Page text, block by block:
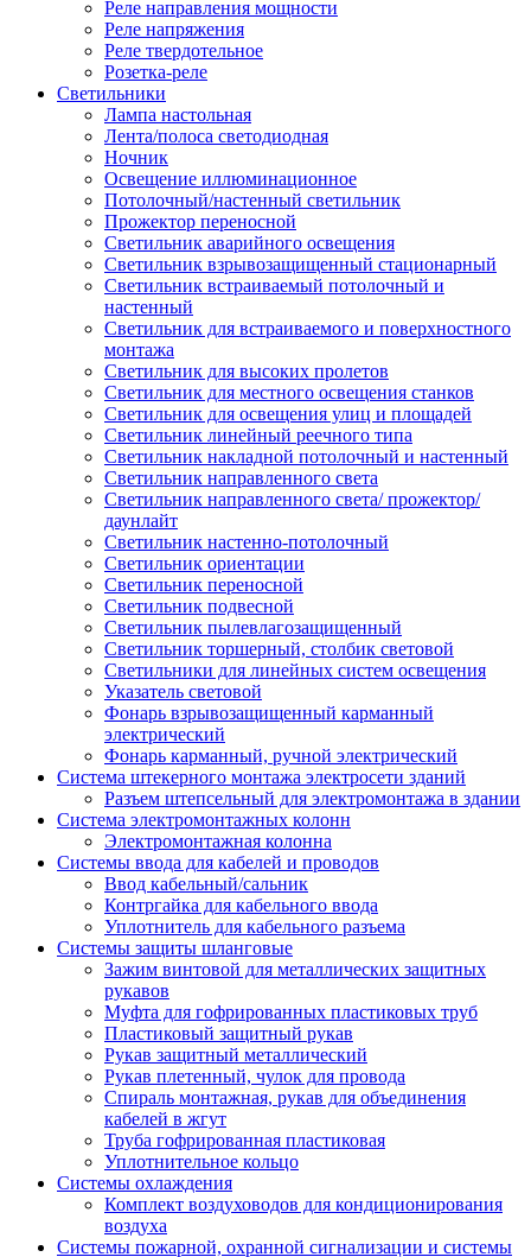
Реле направления мощности
Реле напряжения
Реле твердотельное
Розетка-реле
Светильники
Лампа настольная
Лента/полоса светодиодная
Ночник
Освещение иллюминационное
Потолочный/настенный светильник
Прожектор переносной
Светильник аварийного освещения
Светильник взрывозащищенный стационарный
Светильник встраиваемый потолочный и
настенный
Светильник для встраиваемого и поверхностного
монтажа
Светильник для высоких пролетов
Светильник для местного освещения станков
Светильник для освещения улиц и площадей
Светильник линейный реечного типа
Светильник накладной потолочный и настенный
Светильник направленного света
Светильник направленного света/ прожектор/
даунлайт
Светильник настенно-потолочный
Светильник ориентации
Светильник переносной
Светильник подвесной
Светильник пылевлагозащищенный
Светильник торшерный, столбик световой
Светильники для линейных систем освещения
Указатель световой
Фонарь взрывозащищенный карманный
электрический
Фонарь карманный, ручной электрический
Система штекерного монтажа электросети зданий
Разъем штепсельный для электромонтажа в здании
Система электромонтажных колонн
Электромонтажная колонна
Системы ввода для кабелей и проводов
Ввод кабельный/сальник
Контргайка для кабельного ввода
Уплотнитель для кабельного разъема
Системы защиты шланговые
Зажим винтовой для металлических защитных
рукавов
Муфта для гофрированных пластиковых труб
Пластиковый защитный рукав
Рукав защитный металлический
Рукав плетенный, чулок для провода
Спираль монтажная, рукав для объединения
кабелей в жгут
Труба гофрированная пластиковая
Уплотнительное кольцо
Системы охлаждения
Комплект воздуховодов для кондиционирования
воздуха
Системы пожарной, охранной сигнализации и системы